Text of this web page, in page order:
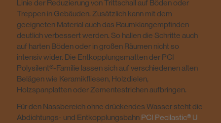
Linie der Reduzierung von Trittschall auf Böden oder
Treppen in Gebäuden. Zusätzlich kann mit dem
geeigneten Material auch das Raumklangempfinden
deutlich verbessert werden. So hallen die Schritte auch
auf harten Böden oder in großen Räumen nicht so
intensiv wider. Die Entkopplungsmatten der PCI
Polysilent®-Familie lassen sich auf verschiedenen alten
Belägen wie Keramikfliesen, Holzdielen,
Holzspanplatten oder Zementestrichen aufbringen.
Für den Nassbereich ohne drückendes Wasser steht die
Abdichtungs- und Entkopplungsbahn PCI Pecilastic® U